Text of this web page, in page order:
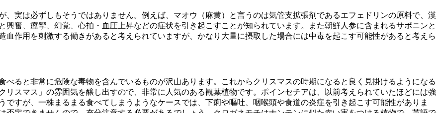
実は必ずしもそうではありません。例えば、マオウ（麻黄）と言うのは気管支拡張剤であるエフェドリンの原料で、漢
奮、痙攣、幻覚、心拍・血圧上昇などの症状を引き起こすことが知られています。また朝鮮人参に含まれるサポニンと
作用を刺激する働きがあると考えられていますが、かなり大量に摂取した場合には中毒を起こす可能性があると考えら
ると非常に危険な毒物を含んでいるものが沢山あります。これからクリスマスの時期になると良く見掛けるようになる
スマス」の雰囲気を醸し出すので、非常に人気のある観葉植物です。ポインセチアは、以前考えられていたほどには強
すが、一株まるまる食べてしまうようなケースでは、下痢や嘔吐、咽喉頭や食道の炎症を引き起こす可能性がありま